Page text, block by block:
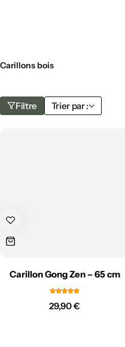
Carillons bois
Filtre Trier par :
Carillon Gong Zen – 65 cm
29,90€